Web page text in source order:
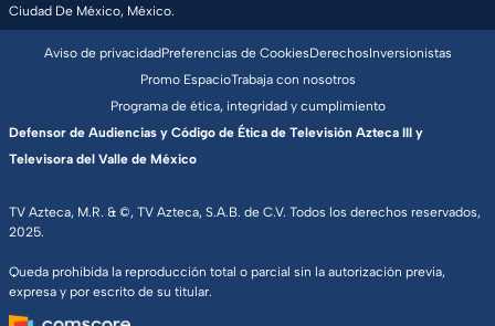
Ciudad De México, México.
TV Azteca, M.R. & ©, TV Azteca, S.A.B. de C.V. Todos los derechos reservados,
2025.
Queda prohibida la reproducción total o parcial sin la autorización previa,
expresa y por escrito de su titular.
Aviso de privacidadPreferencias de CookiesDerechosInversionistas
Promo EspacioTrabaja con nosotros
Programa de ética, integridad y cumplimiento
Defensor de Audiencias y Código de Ética de Televisión Azteca III y
Televisora del Valle de México